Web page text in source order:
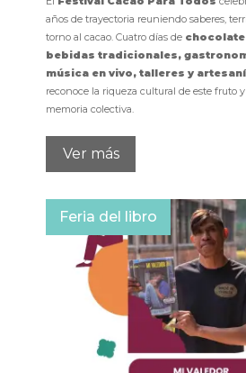
años de trayectoria reuniendo saberes,
torno al cacao. Cuatro días de
bebidas tradicionales,
música en vivo, talleres y
reconoce la riqueza cultural de este fruto
memoria colectiva.
Ver más
Feria del libro